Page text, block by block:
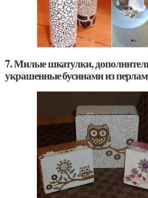
7. Милые шкатулки,
украшенные бусинами из